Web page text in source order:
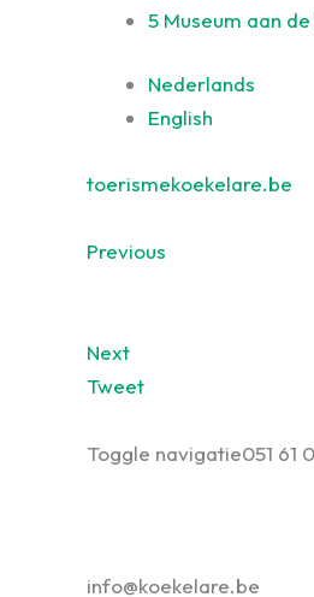
5 Museum aan
Nederlands
English
toerismekoekelare.be
Previous
Next
Tweet
Toggle navigatie051 61
info@koekelare.be